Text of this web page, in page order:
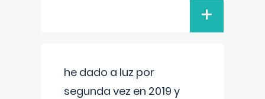
+
he dado a luz por
segunda vez en 2019 y